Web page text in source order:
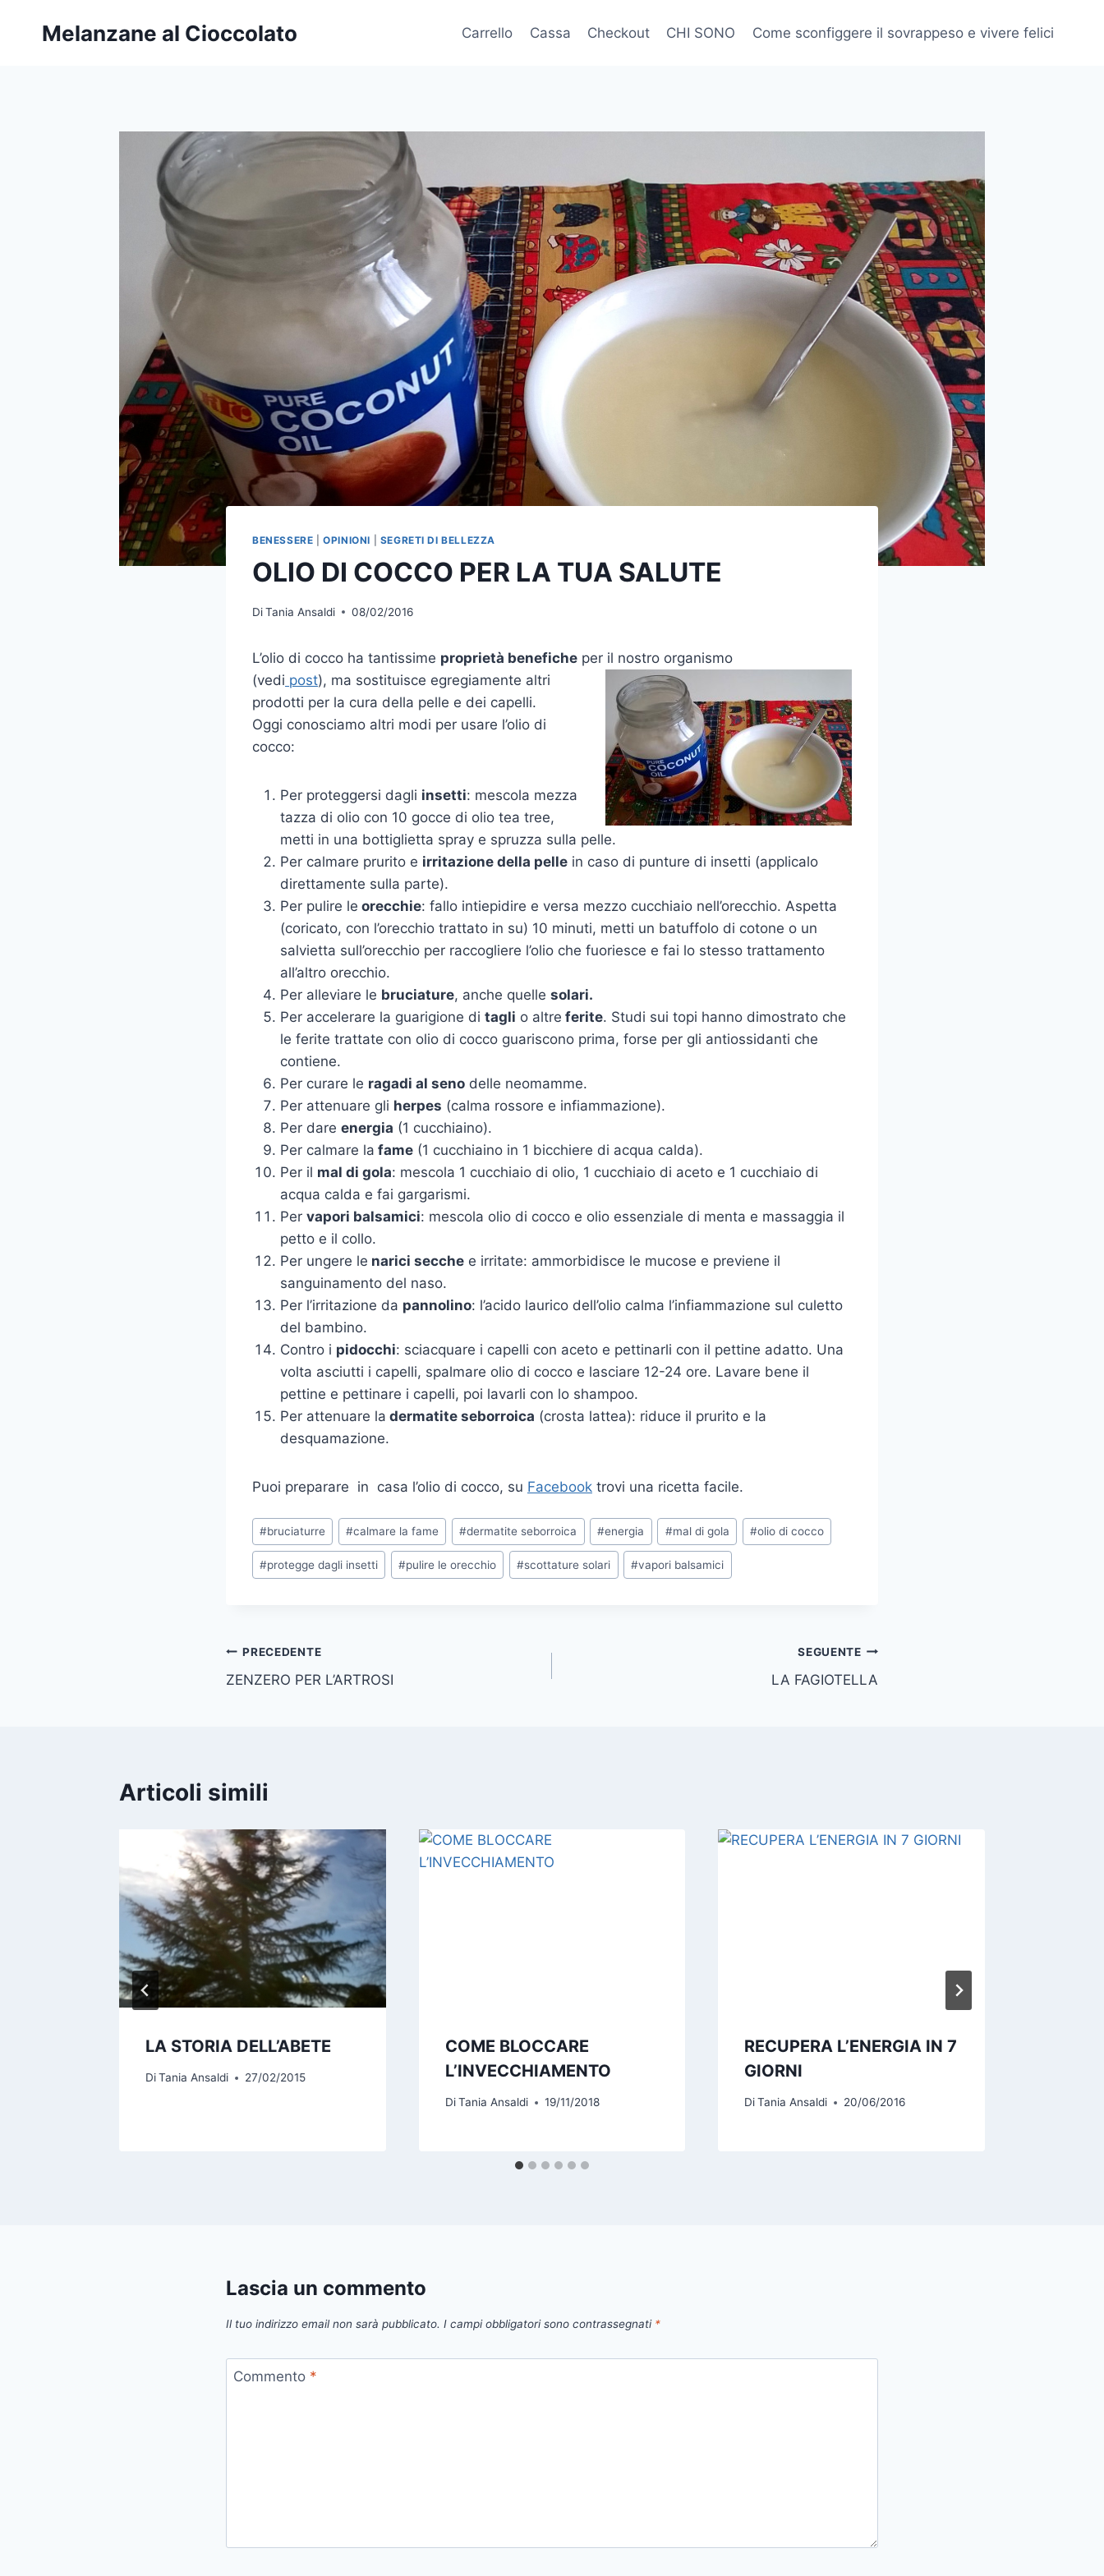
Melanzane al Cioccolato Carrello Cassa Checkout CHI SONO Come sconfiggere il sovrappeso e vivere felici
BENESSERE |OPINIONI SEGRETI DI BELLEZZA
OLIO DI COCCO PER LA TUA SALUTE
DiTania Ansaldi 08/02/2016
L’olio di cocco ha tantissime proprietà benefiche per il nostro organismo
(vedi post), ma sostituisce egregiamente altri
prodotti per la cura della pelle e dei capelli.
Oggi conosciamo altri modi per usare l’olio di
cocco:
Per proteggersi dagli insetti: mescola mezza
tazza di olio con 10 gocce di olio tea tree,
metti in una bottiglietta spray e spruzza sulla pelle.
Per calmare prurito e irritazione della pelle in caso di punture di insetti (applicalo
direttamente sulla parte).
Per pulire le orecchie: fallo intiepidire e versa mezzo cucchiaio nell’orecchio. Aspetta
(coricato, con l’orecchio trattato in su) 10 minuti, metti un batuffolo di cotone o un
salvietta sull’orecchio per raccogliere l’olio che fuoriesce e fai lo stesso trattamento
all’altro orecchio.
Per alleviare le bruciature, anche quelle solari.
Per accelerare la guarigione di tagli o altre ferite. Studi sui topi hanno dimostrato che
le ferite trattate con olio di cocco guariscono prima, forse per gli antiossidanti che
contiene.
Per curare le ragadi al seno delle neomamme.
Per attenuare gli herpes (calma rossore e infiammazione).
Per dare energia (1 cucchiaino).
Per calmare la fame (1 cucchiaino in 1 bicchiere di acqua calda).
Per il mal di gola: mescola 1 cucchiaio di olio, 1 cucchiaio di aceto e 1 cucchiaio di
acqua calda e fai gargarismi.
Per vapori balsamici: mescola olio di cocco e olio essenziale di menta e massaggia il
petto e il collo.
Per ungere le narici secche e irritate: ammorbidisce le mucose e previene il
sanguinamento del naso.
Per l’irritazione da pannolino: l’acido laurico dell’olio calma l’infiammazione sul culetto
del bambino.
Contro i pidocchi: sciacquare i capelli con aceto e pettinarli con il pettine adatto. Una
volta asciutti i capelli, spalmare olio di cocco e lasciare 12-24 ore. Lavare bene il
pettine e pettinare i capelli, poi lavarli con lo shampoo.
Per attenuare la dermatite seborroica (crosta lattea): riduce il prurito e la
desquamazione.
Puoi preparare in casa l’olio di cocco, su Facebook trovi una ricetta facile.
Tag
articolo:
#bruciaturre #calmare la fame #dermatite seborroica #energia #mal di gola #olio di cocco
#protegge dagli insetti #pulire le orecchio #scottature solari #vapori balsamici
Navigazione
articoli
PRECEDENTE
ZENZERO PER L’ARTROSI
SEGUENTE
LA FAGIOTELLA
Articoli simili
LA STORIA DELL’ABETE
DiTania Ansaldi 27/02/2015
COME BLOCCARE
L’INVECCHIAMENTO
Di Tania Ansaldi 19/11/2018
RECUPERA L’ENERGIA IN 7
GIORNI
Di Tania Ansaldi 20/06/2016
Lascia un commento
Il tuo indirizzo email non sarà pubblicato. I campi obbligatori sono contrassegnati *
Commento *